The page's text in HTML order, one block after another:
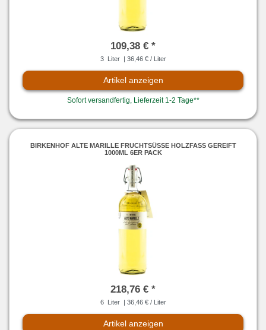
109,38 € *
3 Liter | 36,46 € / Liter
Artikel anzeigen
Sofort versandfertig, Lieferzeit 1-2 Tage**
BIRKENHOF ALTE MARILLE FRUCHTSÜSSE HOLZFASS GEREIFT 1
000ML 6ER PACK
218,76 € *
6 Liter | 36,46 € / Liter
Artikel anzeigen